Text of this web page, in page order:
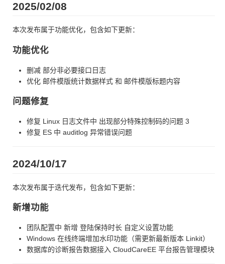
2025/02/08
本次发布属于功能优化，包含如下更新：
功能优化
删减 部分非必要接口日志
优化 邮件模版统计数据样式 和 邮件模版标题内容
问题修复
修复 Linux 日志文件中 出现部分特殊控制码的问题 3
修复 ES 中 auditlog 异常错误问题
2024/10/17
本次发布属于迭代发布，包含如下更新：
新增功能
团队配置中 新增 登陆保持时长 自定义设置功能
Windows 在线终端增加水印功能（需更新最新版本 Linkit）
数据库的诊断报告数据接入 CloudCareEE 平台报告管理模块